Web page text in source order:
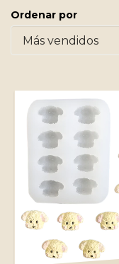
Ordenar por